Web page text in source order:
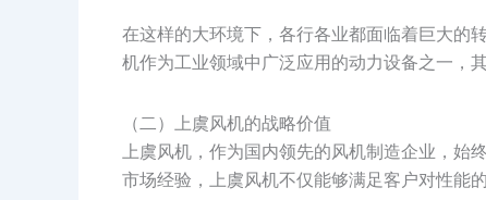
在这样的大环境下，各行各业都面临着巨大的
机作为工业领域中广泛应用的动力设备之一，
（二）上虞风机的战略价值
上虞风机，作为国内领先的风机制造企业，
市场经验，上虞风机不仅能够满足客户对性能